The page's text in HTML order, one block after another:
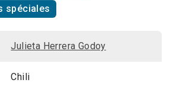
spéciales
Julieta Herrera Godoy
Chili